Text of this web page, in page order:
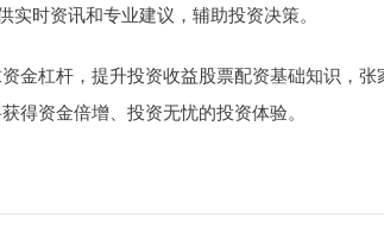
实时资讯和专业建议，辅助投资决策。
金杠杆，提升投资收益股票配资基础知识，
得资金倍增、投资无忧的投资体验。